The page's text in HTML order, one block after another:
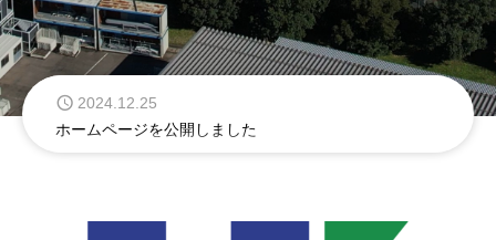
2024.12.25
ホームページを公開しました